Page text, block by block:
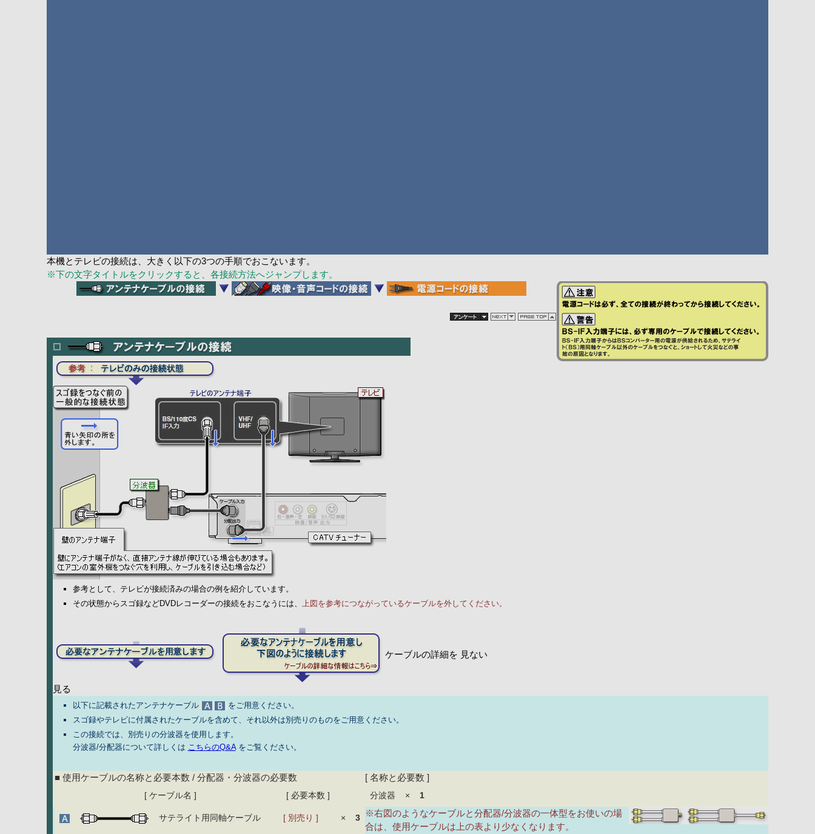
本機とテレビの接続は、大きく以下の3つの手順でおこないます。
※下の文字タイトルをクリックすると、各接続方法へジャンプします。
参考として、テレビが接続済みの場合の例を紹介しています。
その状態からスゴ録などDVDレコーダーの接続をおこなうには、 上図を参考につながっているケーブルを外してください。
ケーブルの詳細を 見ない
見る
以下に記載されたアンテナケーブル
をご用意ください。
スゴ録やテレビに付属されたケーブルを含めて、それ以外は別売りのものをご用意ください。
この接続では、別売りの分波器を使用します。
分波器/分配器について詳しくは こちらのQ&Aをご覧ください。
■ 使用ケーブルの名称と必要本数 / 分配器・分波器の必要数
[ ケーブル名 ] [ 必要本数 ]
サテライト用同軸ケーブル [ 別売り ] × 3
[ 名称と必要数 ]
分波器 × 1
※右図のようなケーブルと分配器/分波器の一体型をお使いの場
合は、使用ケーブルは上の表より少なくなります。